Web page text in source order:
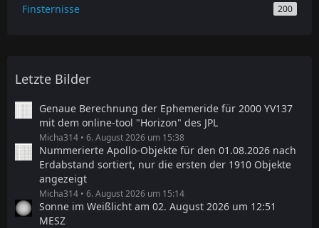
Finsternisse 200
Letzte Bilder
Genaue Berechnung der Ephemeride für 2000 YV137
mit dem online-tool "Horizon" des JPL
Micha314 6. August 2026 um 15:38
Nummerierte Apollo-Objekte für den 01.08.2026 nach
Erdabstand sortiert, nur die ersten der 1910 Objekte
angezeigt
Micha314 6. August 2026 um 15:14
Sonne im Weißlicht am 02. August 2026 um 12:51
MESZ